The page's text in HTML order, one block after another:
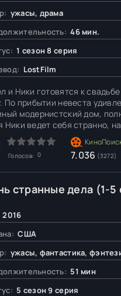
ужасы, драма
46 мин.
1 сезон 8 серия
LostFilm
и Ники готовятся к
По прибытии невеста
модернистский дом,
Ники ведет себя странно,
что что-то идет не так.
Голосов: 0 7.036 (3272)
странные дела (1-5
2016
США
ужасы, фантастика,
51 мин
5 сезон 9 серия